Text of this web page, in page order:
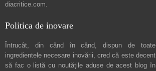
diacritice.com.
Politica de inovare
Întrucât, din când în când, dispun de toate
ingredientele necesare inovării, cred că este decent
să fac o listă cu noutățile aduse de acest blog în